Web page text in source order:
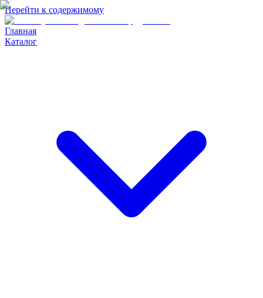
Перейти к содержимому
Главная
Каталог